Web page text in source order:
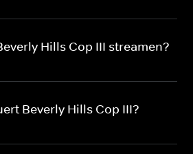
Hills Cop III streamen?
Beverly Hills Cop III?